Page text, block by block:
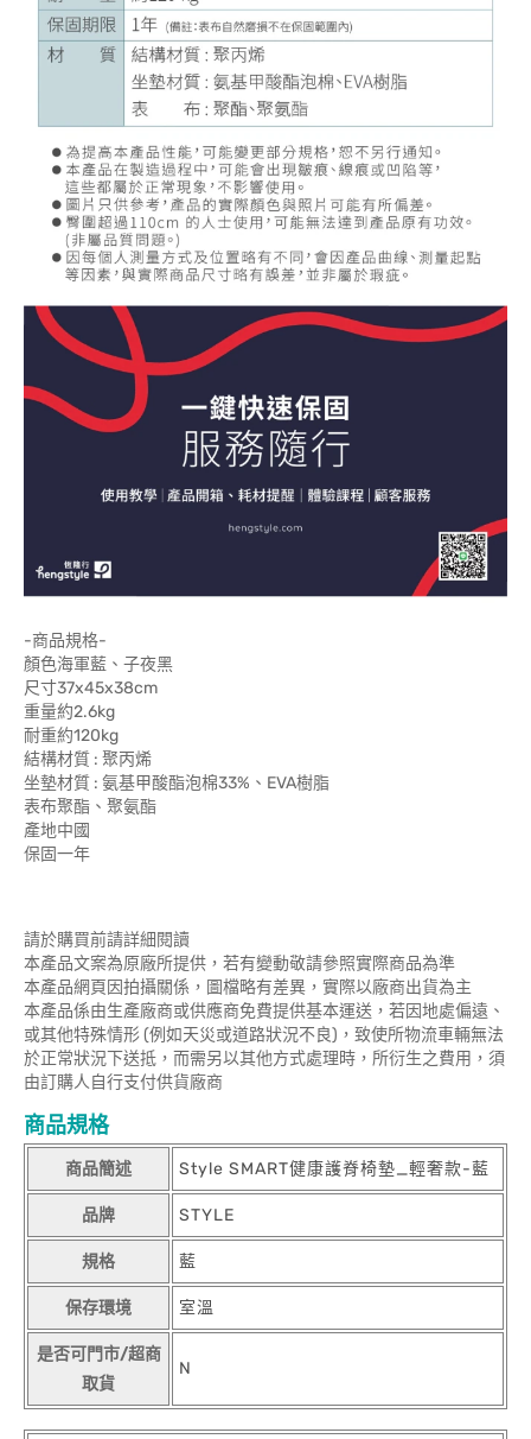
-商品規格-
顏色海軍藍、子夜黑
尺寸37x45x38cm
重量約2.6kg
耐重約120kg
結構材質 : 聚丙烯
坐墊材質 : 氨基甲酸酯泡棉33%、EVA樹脂
表布聚酯、聚氨酯
產地中國
保固一年
請於購買前請詳細閱讀
本產品文案為原廠所提供，若有變動敬請參照實際商品為準
本產品網頁因拍攝關係，圖檔略有差異，實際以廠商出貨為主
本產品係由生產廠商或供應商免費提供基本運送，若因地處偏遠、
或其他特殊情形 (例如天災或道路狀況不良)，致使所物流車輛無法
於正常狀況下送抵，而需另以其他方式處理時，所衍生之費用，須
由訂購人自行支付供貨廠商
商品規格
商品簡述 Style SMART健康護脊椅墊_輕奢款-藍
品牌 STYLE
規格 藍
保存環境 室溫
是否可門市/超商
取貨
N